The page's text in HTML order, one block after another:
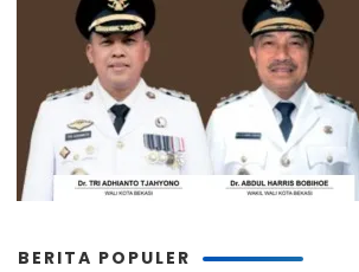
BERITA POPULER